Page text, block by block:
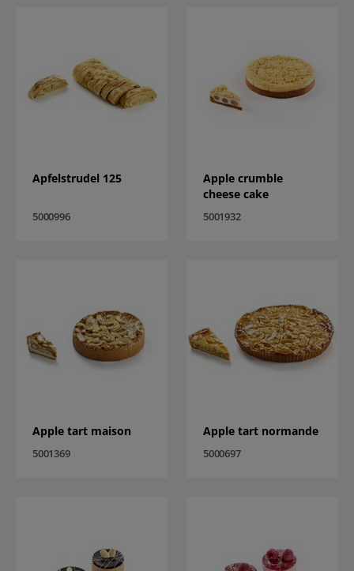
Apfelstrudel 125
5000996
Apple crumble
cheese cake
5001932
Apple tart maison
5001369
Apple tart normande
5000697